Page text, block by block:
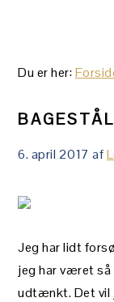
primær
primær
Du er her:
6. april 2017 af
Jeg har lidt
jeg har været så
udtænkt. Det vil